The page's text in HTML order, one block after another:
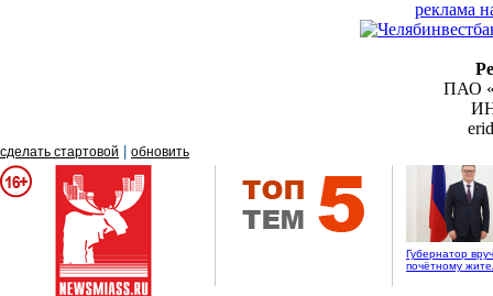
реклама
ПАО
сделать стартовой обновить
Губернатор
почётному